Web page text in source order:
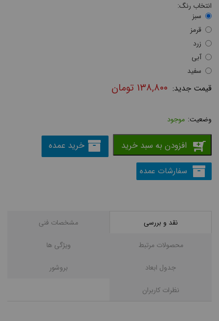
انتخاب رنگ:
سبز
قرمز
زرد
آبی
سفيد
۱۳۸,۸۰۰ تومان
موجود
افزودن به سبد خرید خرید عمده
سفارشات عمده
نقد و بررسی مشخصات فنی
محصولات مرتبط ویژگی ها
جدول ابعاد بروشور
نظرات کاربران